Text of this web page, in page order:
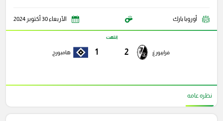
أوروبا بارك الأربعاء 30 أكتوبر 2024
فرايبورغ 2
انتهت
1 هامبورج
نظره عامه